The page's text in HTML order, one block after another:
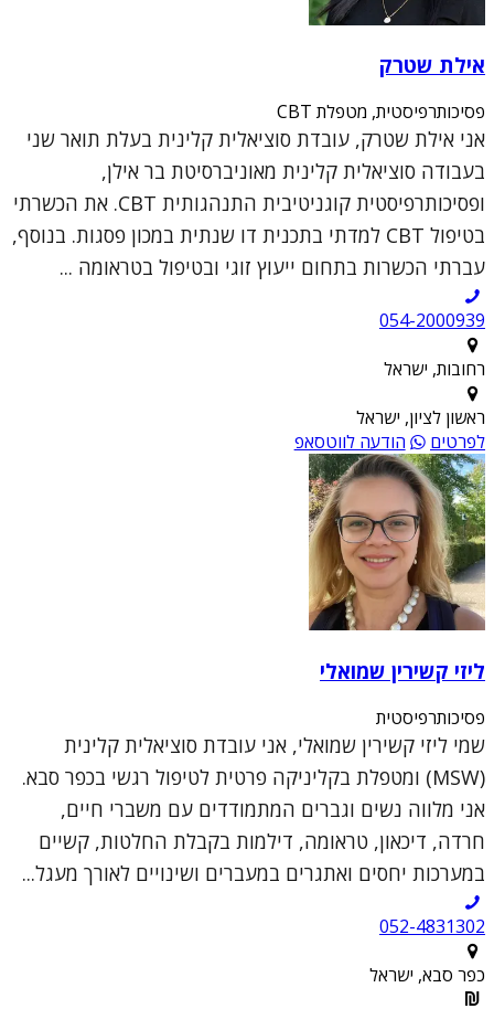
אילת שטרק
פסיכותרפיסטית, מטפלת CBT
אני אילת שטרק, עובדת סוציאלית קלינית בעלת תואר שני
בעבודה סוציאלית קלינית מאוניברסיטת בר אילן,
ופסיכותרפיסטית קוגניטיבית התנהגותית CBT. את הכשרתי
בטיפול CBT למדתי בתכנית דו שנתית במכון פסגות. בנוסף,
עברתי הכשרות בתחום ייעוץ זוגי ובטיפול בטראומה ...
054-2000939
רחובות, ישראל
ראשון לציון, ישראל
לפרטים
הודעה לווטסאפ
ליזי קשירין שמואלי
פסיכותרפיסטית
שמי ליזי קשירין שמואלי, אני עובדת סוציאלית קלינית
(MSW) ומטפלת בקליניקה פרטית לטיפול רגשי בכפר סבא.
אני מלווה נשים וגברים המתמודדים עם משברי חיים,
חרדה, דיכאון, טראומה, דילמות בקבלת החלטות, קשיים
במערכות יחסים ואתגרים במעברים ושינויים לאורך מעגל...
052-4831302
כפר סבא, ישראל